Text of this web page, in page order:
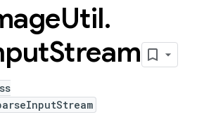
Util.
Stream